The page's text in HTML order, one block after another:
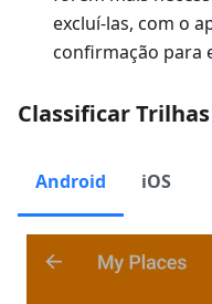
excluí-las, com o
confirmação para
Classificar Trilhas
Android iOS